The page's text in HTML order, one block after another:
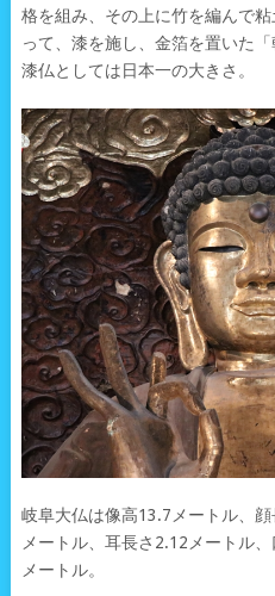
格を組み、その上に竹を編んで
って、漆を施し、金箔を置いた
漆仏としては日本一の大きさ。
岐阜大仏は像高13.7メートル、
メートル、耳長さ2.12メートル
メートル。